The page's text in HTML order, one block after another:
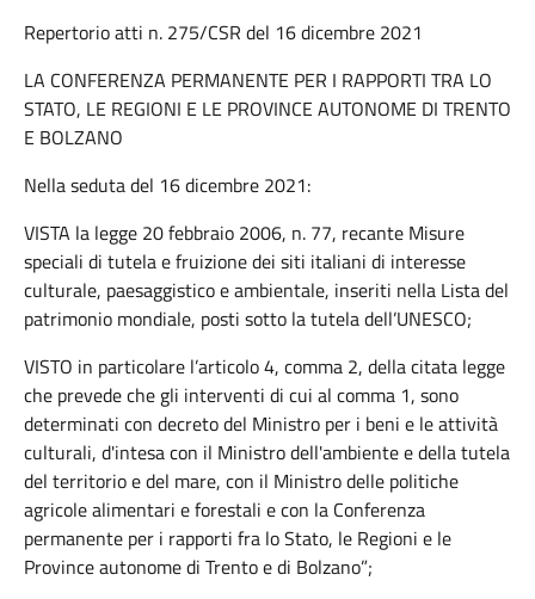
Repertorio atti n. 275/CSR del 16 dicembre 2021
LA CONFERENZA PERMANENTE PER I RAPPORTI TRA LO
STATO, LE REGIONI E LE PROVINCE AUTONOME DI TRENTO
E BOLZANO
Nella seduta del 16 dicembre 2021:
VISTA la legge 20 febbraio 2006, n. 77, recante Misure
speciali di tutela e fruizione dei siti italiani di interesse
culturale, paesaggistico e ambientale, inseriti nella Lista del
patrimonio mondiale, posti sotto la tutela dell’UNESCO;
VISTO in particolare l’articolo 4, comma 2, della citata legge
che prevede che gli interventi di cui al comma 1, sono
determinati con decreto del Ministro per i beni e le attività
culturali, d'intesa con il Ministro dell'ambiente e della tutela
del territorio e del mare, con il Ministro delle politiche
agricole alimentari e forestali e con la Conferenza
permanente per i rapporti fra lo Stato, le Regioni e le
Province autonome di Trento e di Bolzano”;